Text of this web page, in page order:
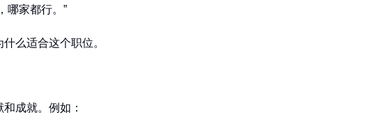
哪家都行。”
么适合这个职位。
成就。例如：